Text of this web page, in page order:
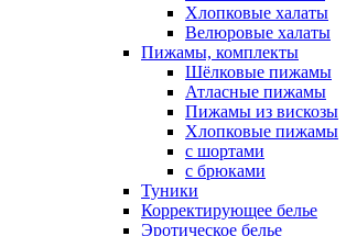
Хлопковые халаты
Велюровые халаты
Пижамы, комплекты
Шёлковые пижамы
Атласные пижамы
Пижамы из вискозы
Хлопковые пижамы
с шортами
с брюками
Туники
Корректирующее белье
Эротическое белье